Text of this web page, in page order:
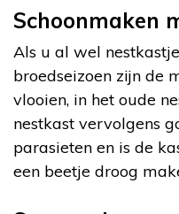
Schoonmaken
Als u al wel
broedseizoen zijn de
vlooien, in het oude
nestkast vervolgens
parasieten en is de
een beetje droog